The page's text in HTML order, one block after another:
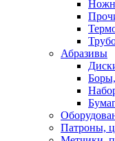
Абразивы
Патроны,